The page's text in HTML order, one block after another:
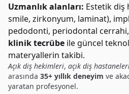
Uzmanlık alanları: Estetik diş
smile, zirkonyum, laminat),
pedodonti, periodontal
klinik tecrübe ile güncel
materyallerin takibi.
Açık diş hekimleri, açık diş
arasında 35+ yıllık deneyim ve
yaratan profesyonel.